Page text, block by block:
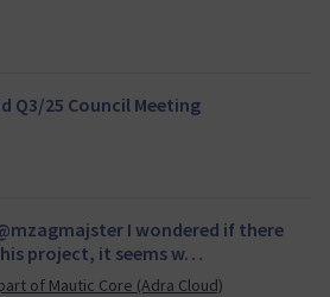
Q3/25 Council Meeting
I wondered if there
project, it seems w…
of Mautic Core (Adra Cloud)